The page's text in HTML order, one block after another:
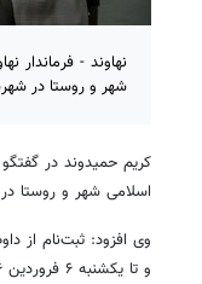
شهر و روستا در
کریم حمیدوند در گفتگو
اسلامی شهر و روستا
و تا یکشنبه ۶ فروردین ۹۶ ادامه خواهد داشت.